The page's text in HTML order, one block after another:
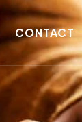
CONTACT